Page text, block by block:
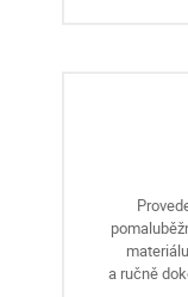
a ručně